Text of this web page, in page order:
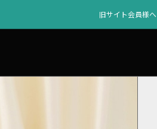
旧サイト会員様へ